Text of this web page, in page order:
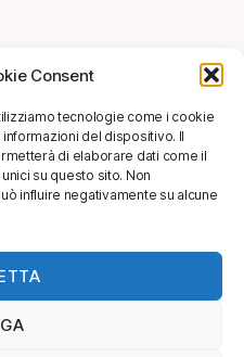
Consent
tecnologie come i cookie
del dispositivo. Il
di elaborare dati come il
su questo sito. Non
influire negativamente su alcune